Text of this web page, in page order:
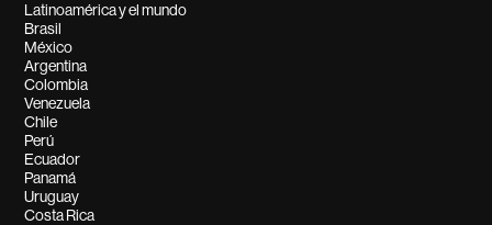
Latinoamérica y el mundo
Brasil
México
Argentina
Colombia
Venezuela
Chile
Perú
Ecuador
Panamá
Uruguay
Costa Rica